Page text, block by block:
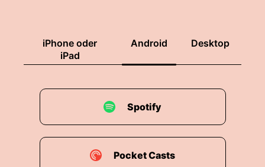
iPhone oder
iPad
Android Desktop
Spotify
Pocket Casts